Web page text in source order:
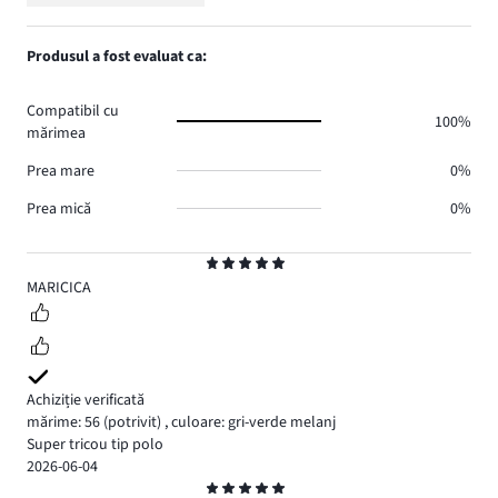
5
MARICICA
Achiziție verificată
mărime: 56 (potrivit) ,culoare: gri-verde melanj
Super tricou tip polo
2026-06-04
3.
0.
1,
Produsul a fost evaluat ca:
Compatibil cu
mărimea
100%
Prea mare
0%
Prea mică
0%